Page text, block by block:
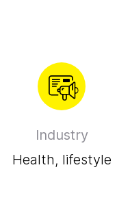
Industry
Health, lifestyle